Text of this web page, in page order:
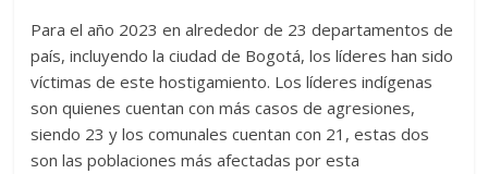
Para el año 2023 en alrededor de 23 departamentos de
país, incluyendo la ciudad de Bogotá, los líderes han sido
víctimas de este hostigamiento. Los líderes indígenas
son quienes cuentan con más casos de agresiones,
siendo 23 y los comunales cuentan con 21, estas dos
son las poblaciones más afectadas por esta